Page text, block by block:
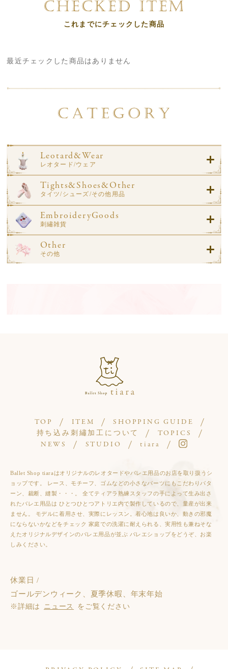
これまでにチェックした商品
最近チェックした商品はありません
Leotard&Wear
レオタード/ウェア
Tights&Shoes&Other
タイツ/シューズ/その他用品
EmbroideryGoods
刺繡雑貨
Other
その他
TOP ITEM
SHOPPING GUIDE
持ち込み刺繡加工について
TOPICS
NEWS
STUDIO tiara
Ballet Shop tiaraはオリジナルのレオタードやバレエ用品のお店を取り扱うシ
ョップです。 レース、モチーフ、ゴムなどの小さなパーツにもこだわりパタ
ーン、裁断、縫製・・・。 全てティアラ熟練スタッフの手によって生み出さ
れたバレエ用品は ひとつひとつアトリエ内で製作しているので、量産が出来
ません。 モデルに着用させ、実際にレッスン。着心地は良いか、動きの邪魔
にならないかなどをチェック 家庭での洗濯に耐えられる、実用性も兼ねそな
えたオリジナルデザインのバレエ用品が並ぶ バレエショップをどうぞ、お楽
しみください。
休業日 /
ゴールデンウィーク、夏季休暇、年末年始
※詳細は ニュース をご覧ください